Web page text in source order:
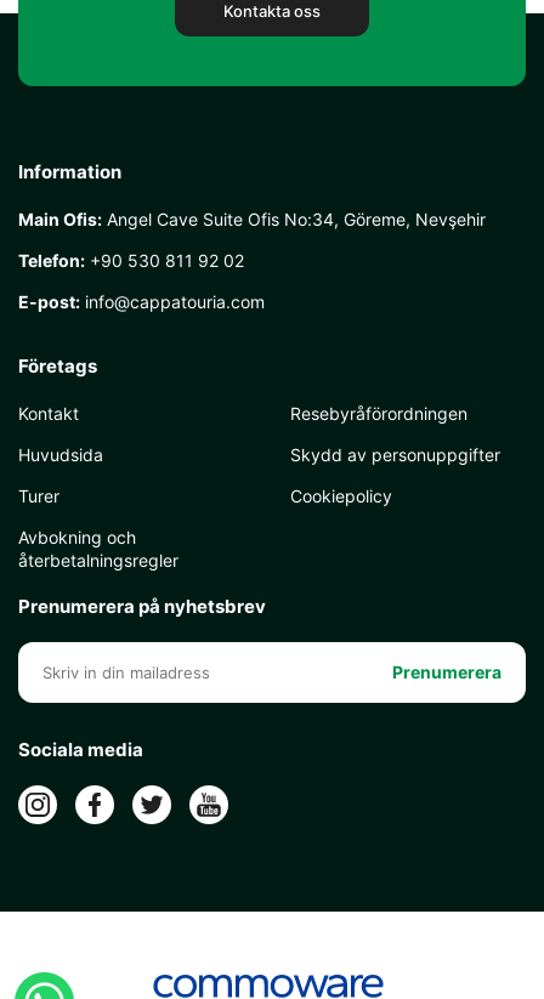
Kontakta oss
Information
Main Ofis: Angel Cave Suite Ofis No:34, Göreme, Nevşehir
Telefon: +90 530 811 92 02
E-post: info@cappatouria.com
Företags
Kontakt
Huvudsida
Turer
Avbokning och
återbetalningsregler
Resebyråförordningen
Skydd av personuppgifter
Cookiepolicy
Prenumerera på nyhetsbrev
Prenumerera
Sociala media